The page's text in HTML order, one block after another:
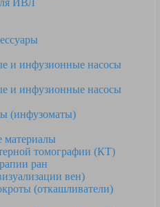
ИВЛ
и инфузионные насосы
и инфузионные насосы
(инфузоматы)
материалы
томографии (КТ)
ран
вен)
(откашливатели)